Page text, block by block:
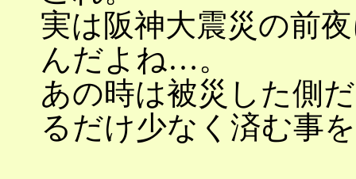
実は阪神大震災の前
んだよね…。
あの時は被災した側
るだけ少なく済む事